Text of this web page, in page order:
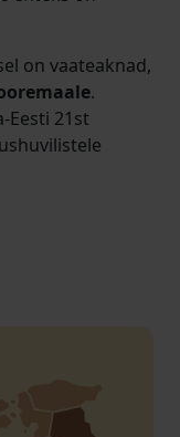
on vaateaknad,
.
Eesti 21st